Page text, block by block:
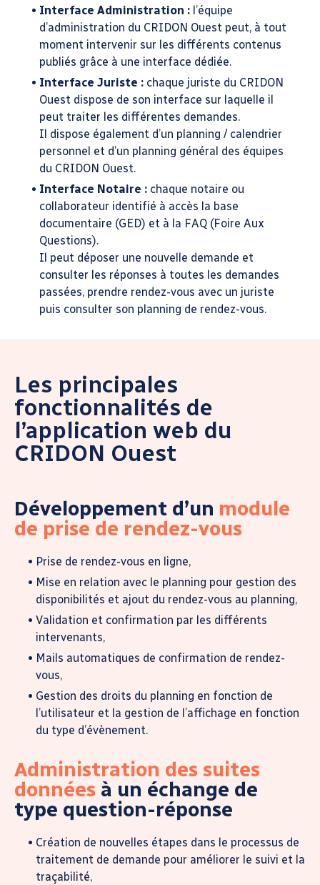
Interface Administration : l’équipe
d’administration du CRIDON Ouest peut, à tout
moment intervenir sur les différents contenus
publiés grâce à une interface dédiée.
Interface Juriste : chaque juriste du CRIDON
Ouest dispose de son interface sur laquelle il
peut traiter les différentes demandes.
Il dispose également d’un planning / calendrier
personnel et d’un planning général des équipes
du CRIDON Ouest.
Interface Notaire : chaque notaire ou
collaborateur identifié à accès la base
documentaire (GED) et à la FAQ (Foire Aux
Questions).
Il peut déposer une nouvelle demande et
consulter les réponses à toutes les demandes
passées, prendre rendez-vous avec un juriste
puis consulter son planning de rendez-vous.
Les principales
fonctionnalités de
l’application web du
CRIDON Ouest
Développement d’un module
de prise de rendez-vous
Prise de rendez-vous en ligne,
Mise en relation avec le planning pour gestion des
disponibilités et ajout du rendez-vous au planning,
Validation et confirmation par les différents
intervenants,
Mails automatiques de confirmation de rendez-
vous,
Gestion des droits du planning en fonction de
l’utilisateur et la gestion de l’affichage en fonction
du type d’évènement.
Administration des suites
données à un échange de
type question-réponse
Création de nouvelles étapes dans le processus de
traitement de demande pour améliorer le suivi et la
traçabilité,